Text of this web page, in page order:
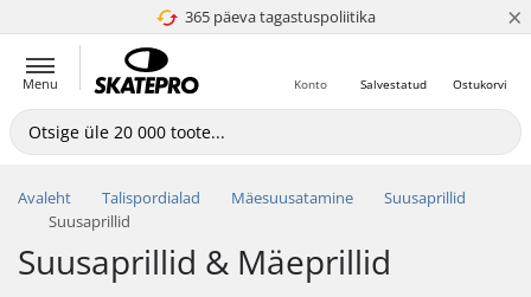
365 päeva tagastuspoliitika
4.8 paljaks 5 ×
Menu Ostukorvi
Salvestatud
Konto
Avaleht Talispordialad Mäesuusatamine
Suusaprillid
Suusaprillid
Suusaprillid & Mäeprillid